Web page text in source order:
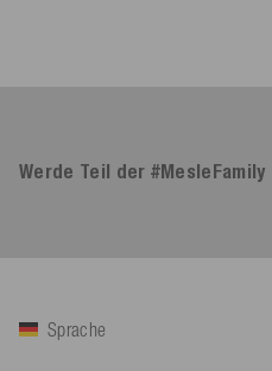
Werde Teil der #MesleFamily
Sprache